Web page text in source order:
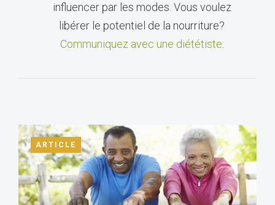
influencer par les modes. Vous voulez
libérer le potentiel de la nourriture?
Communiquez avec une diététiste.
ARTICLE